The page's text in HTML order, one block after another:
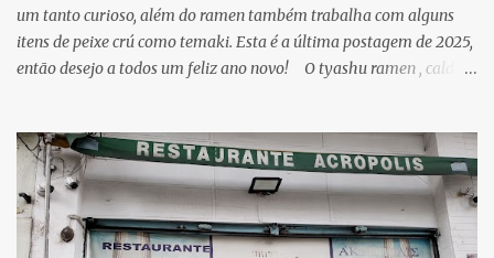
um tanto curioso, além do ramen também trabalha com alguns
itens de peixe crú como temaki. Esta é a última postagem de 2025,
então desejo a todos um feliz ano novo! O tyashu ramen , caldo
ponto de sal no caldo, algumas vezes estava perfeito, mas peguei o
caldo um pouco salgado demais. A qualidade do macarrão é
satisfatória, os pedaços de tyashu bons. Nota: 8/10 O combo de
chahan com karaage , o arroz frito segue muito estilo nipo
brasileiro, é bem leve em sal e gordura, e com isso combina muito